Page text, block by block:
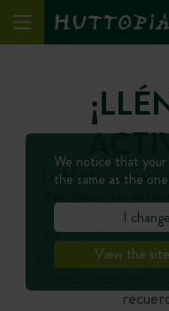
En Huttopia, vas
descanso, las
¡tenemos
Disfruta de un
campings. Es el
We notice that your
the same as the
I
View the